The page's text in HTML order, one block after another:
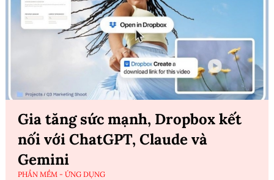
Gia tăng sức mạnh, Dropbox kết
nối với ChatGPT, Claude và
Gemini
PHẦN MỀM - ỨNG DỤNG